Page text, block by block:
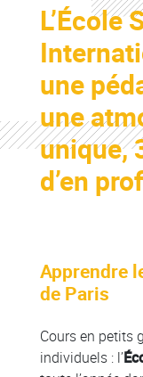
Colonne
L’École
une
une
unique,
d’en
Colonne
Apprendre
de Paris
Cours en petits
individuels : l’